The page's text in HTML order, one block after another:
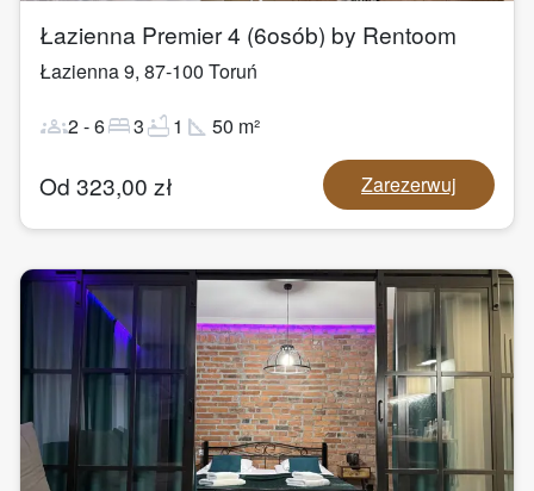
Łazienna Premier 4 (6osób) by Rentoom
Łazienna 9, 87-100 Toruń
groups2-6bed3bathtub1 square_foot 50 m²
Od 323,00 zł Zarezerwuj